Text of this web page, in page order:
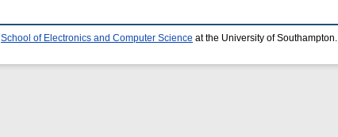
School of Electronics and Computer Science at the University of Southampton.